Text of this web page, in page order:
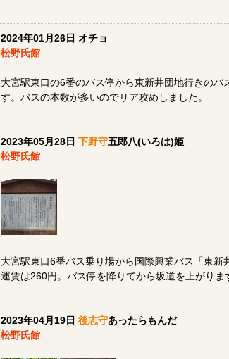
2024年01月26日 オチョ
松野氏館
大宮駅東口の6番のバス停から東新井団地行きのバ
す。バスの本数が多いのでリア攻めしました。
2023年05月28日 下野守五郎八(いろは)姫
松野氏館
大宮駅東口6番バス乗り場から国際興業バス「東新
運賃は260円。バス停を降りてから坂道を上がりま
2023年04月19日 後志守あったらもんだ
松野氏館